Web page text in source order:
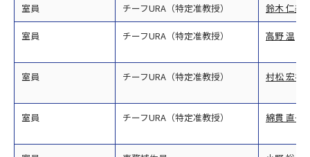
室員 チーフURA（特定准教授） 鈴木 仁美
室員 チーフURA（特定准教授） 高野 温
室員 チーフURA（特定准教授） 村松 宏祥
室員 チーフURA（特定准教授） 綿貫 直子